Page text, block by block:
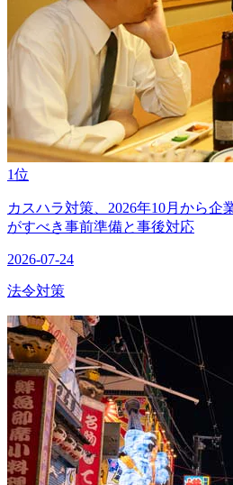
1位
カスハラ対策、2026年10月から企
がすべき事前準備と事後対応
2026-07-24
法令対策